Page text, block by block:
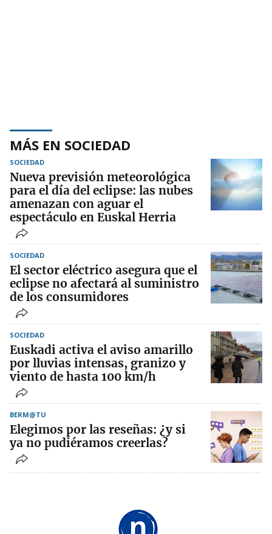
MÁS EN SOCIEDAD
SOCIEDAD
Nueva previsión meteorológica
para el día del eclipse: las nubes
amenazan con aguar el
espectáculo en Euskal Herria
SOCIEDAD
El sector eléctrico asegura que el
eclipse no afectará al suministro
de los consumidores
SOCIEDAD
Euskadi activa el aviso amarillo
por lluvias intensas, granizo y
viento de hasta 100 km/h
BERM@TU
Elegimos por las reseñas: ¿y si
ya no pudiéramos creerlas?